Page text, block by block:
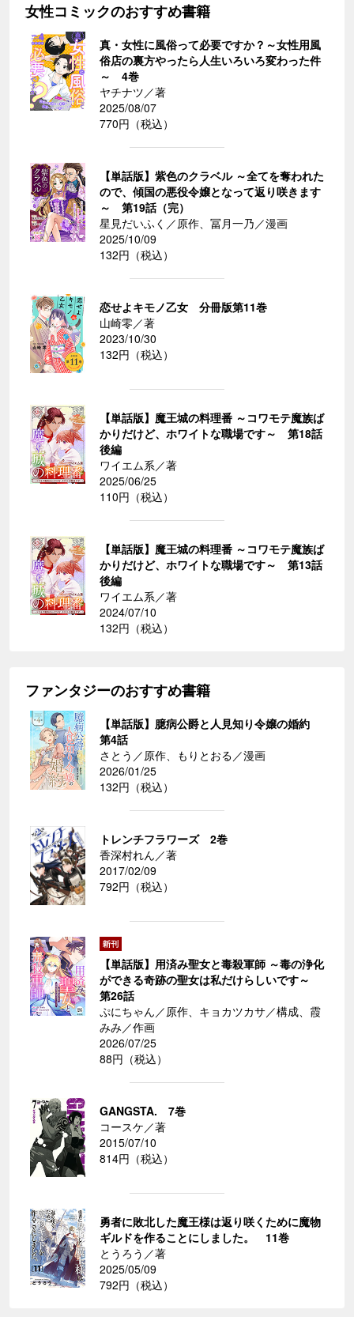
女性コミックのおすすめ書籍
真・女性に風俗って必要ですか？～女性用風
俗店の裏方やったら人生いろいろ変わった件
～ 4巻
ヤチナツ／著
2025/08/07
770円（税込）
【単話版】紫色のクラベル ～全てを奪われた
ので、傾国の悪役令嬢となって返り咲きます
～ 第19話（完）
星見だいふく／原作、冨月一乃／漫画
2025/10/09
132円（税込）
恋せよキモノ乙女 分冊版第11巻
山崎零／著
2023/10/30
132円（税込）
【単話版】魔王城の料理番 ～コワモテ魔族ば
かりだけど、ホワイトな職場です～ 第18話
後編
ワイエム系／著
2025/06/25
110円（税込）
【単話版】魔王城の料理番 ～コワモテ魔族ば
かりだけど、ホワイトな職場です～ 第13話
後編
ワイエム系／著
2024/07/10
132円（税込）
ファンタジーのおすすめ書籍
【単話版】臆病公爵と人見知り令嬢の婚約
第4話
さとう／原作、もりとおる／漫画
2026/01/25
132円（税込）
トレンチフラワーズ 2巻
香深村れん／著
2017/02/09
792円（税込）
【単話版】用済み聖女と毒殺軍師 ～毒の浄化
ができる奇跡の聖女は私だけらしいです～
第26話
ぷにちゃん／原作、キョカツカサ／構成、霞
みみ／作画
2026/07/25
88円（税込）
GANGSTA. 7巻
コースケ／著
2015/07/10
814円（税込）
勇者に敗北した魔王様は返り咲くために魔物
ギルドを作ることにしました。 11巻
とうろう／著
2025/05/09
792円（税込）